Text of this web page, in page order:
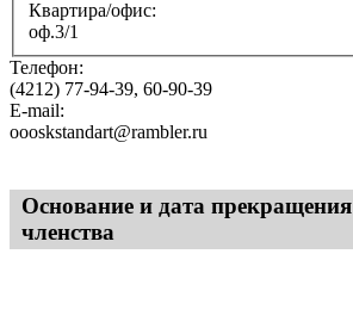
Квартира/офис:
оф.3/1
Телефон:
(4212) 77-94-39, 60-90-39
E-mail:
oooskstandart@rambler.ru
Основание и дата прекращения
членства